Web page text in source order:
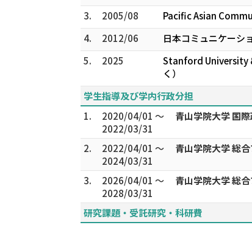
3.
2005/08
Pacific Asian
4.
2012/06
日本コミュニケーシ
5.
2025
Stanford University
く）
学生指導及び学内行政分担
1.
2020/04/01 ～
2022/03/31
青山学院大学 国
2.
2022/04/01 ～
2024/03/31
青山学院大学 総
3.
2026/04/01 ～
2028/03/31
青山学院大学 総
研究課題・受託研究・科研費